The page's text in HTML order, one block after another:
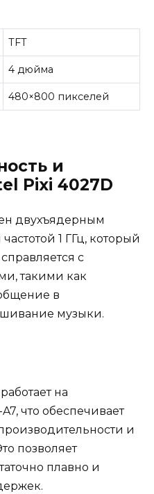
TFT
4 дюйма
480×800 пикселей
и
Pixi 4027D
двухъядерным
1 ГГц, который
с
такими как
в
музыки.
на
что обеспечивает
и
позволяет
плавно и